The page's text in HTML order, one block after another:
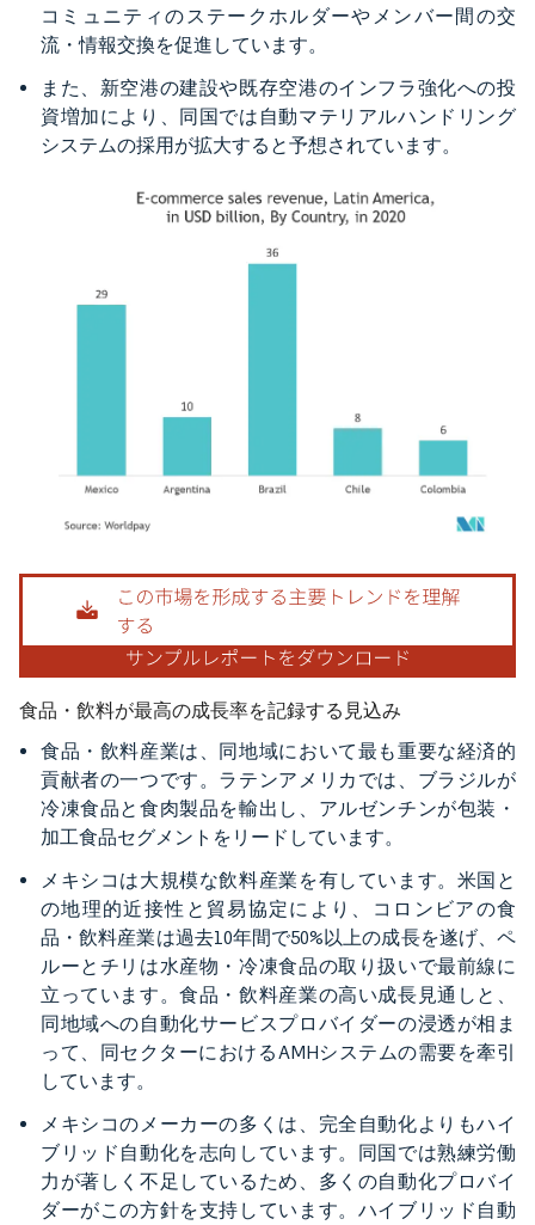
コミュニティのステークホルダーやメンバー間の交
流・情報交換を促進しています。
また、新空港の建設や既存空港のインフラ強化への投
資増加により、同国では自動マテリアルハンドリング
システムの採用が拡大すると予想されています。
画像 © Mordor Intelligence。再利用にはCC BY 4.0の表示が必要です。
食品・飲料が最高の成長率を記録する見込み
食品・飲料産業は、同地域において最も重要な経済的
貢献者の一つです。ラテンアメリカでは、ブラジルが
冷凍食品と食肉製品を輸出し、アルゼンチンが包装・
加工食品セグメントをリードしています。
メキシコは大規模な飲料産業を有しています。米国と
の地理的近接性と貿易協定により、コロンビアの食
品・飲料産業は過去10年間で50%以上の成長を遂げ、ペ
ルーとチリは水産物・冷凍食品の取り扱いで最前線に
立っています。食品・飲料産業の高い成長見通しと、
同地域への自動化サービスプロバイダーの浸透が相ま
って、同セクターにおけるAMHシステムの需要を牽引
しています。
メキシコのメーカーの多くは、完全自動化よりもハイ
ブリッド自動化を志向しています。同国では熟練労働
力が著しく不足しているため、多くの自動化プロバイ
ダーがこの方針を支持しています。ハイブリッド自動